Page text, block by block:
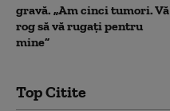
gravă. „Am cinci tumori. Vă
rog să vă rugați pentru
mine”
Top Citite